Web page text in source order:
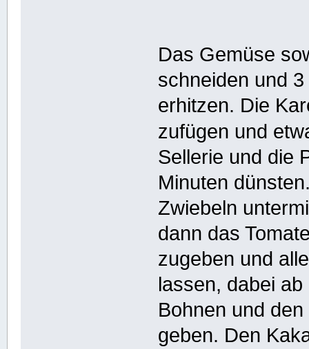
Das Gemüse
schneiden und
erhitzen. Die
zufügen und
Sellerie und die
Minuten
Zwiebeln
dann das
zugeben und
lassen, dabei
Bohnen und
geben. Den